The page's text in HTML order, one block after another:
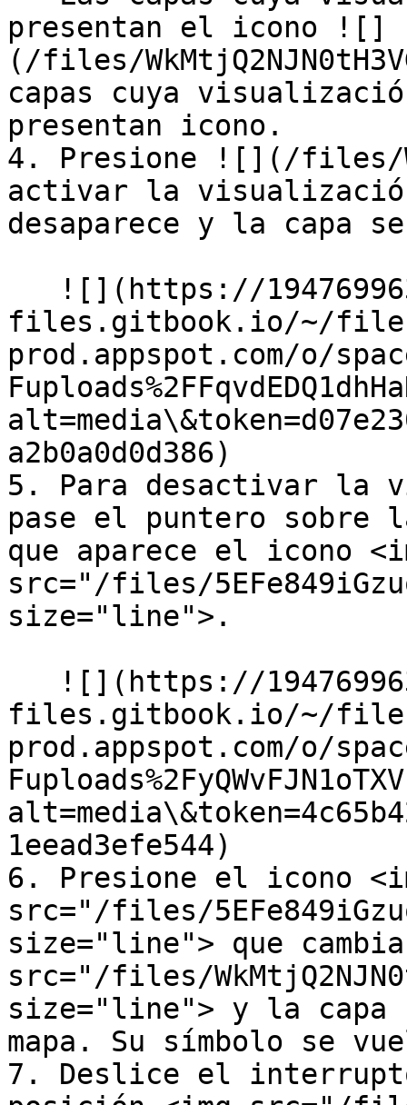
presentan el icono ![]
(/files/
capas cuya
presentan icono.
4. Presione ![](/files/
activar la
desaparece y la capa
files.gitbook.io/~/
prod.appspot.com/o/
a2b0a0d0d386)
5. Para desactivar la
pase el puntero sobre
que aparece el icono
src="/files/
size="line">.
files.gitbook.io/~/
prod.appspot.com/o/
1eead3efe544)
6. Presione el icono
src="/files/
size="line"> que
src="/files/
size="line"> y la capa
mapa. Su símbolo se
7. Deslice el